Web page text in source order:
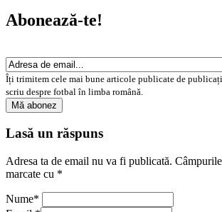
Abonează-te!
Îți trimitem cele mai bune articole publicate de
scriu despre fotbal în limba română.
Lasă un răspuns
Adresa ta de email nu va fi publicată.
marcate cu *
Nume*